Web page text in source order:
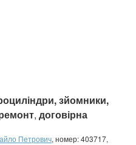
зйомники,
, договірна
Петрович, номер: 403717,